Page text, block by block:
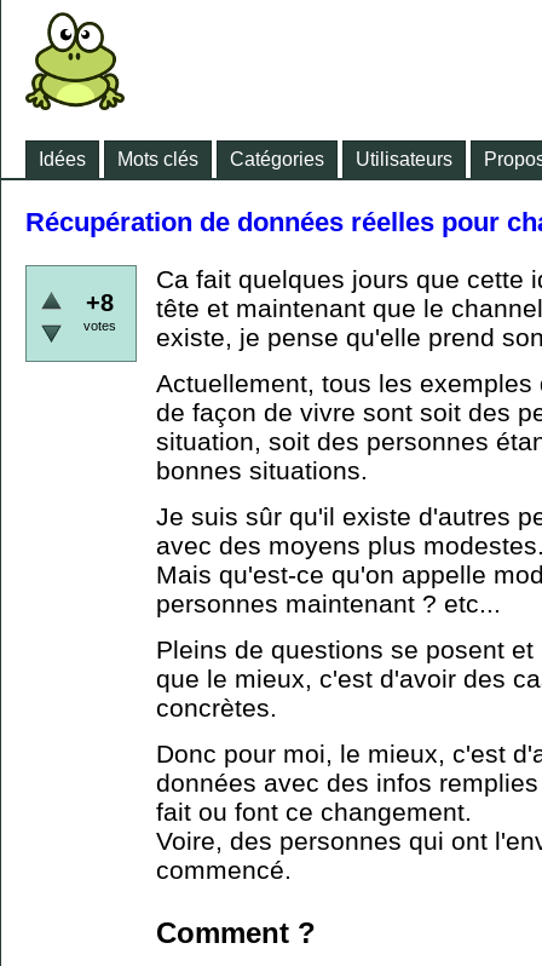
Idées Mots clés Catégories Utilisateurs
Récupération de données réelles pour
+8
votes
Ca fait quelques jours que cette
tête et maintenant que le
existe, je pense qu'elle prend
Actuellement, tous les
de façon de vivre sont soit des
situation, soit des personnes
bonnes situations.
Je suis sûr qu'il existe d'autres
avec des moyens plus
Mais qu'est-ce qu'on appelle
personnes maintenant ? etc...
Pleins de questions se posent
que le mieux, c'est d'avoir des
concrètes.
Donc pour moi, le mieux, c'est
données avec des infos
fait ou font ce changement.
Voire, des personnes qui ont
commencé.
Comment ?​